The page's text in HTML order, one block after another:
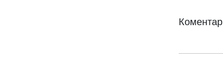
Коментар